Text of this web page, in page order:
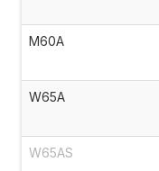
M60A
W65A
W65AS